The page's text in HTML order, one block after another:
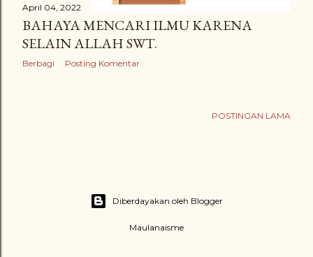
April 04, 2022
BAHAYA MENCARI ILMU KARENA
SELAIN ALLAH SWT.
Berbagi Posting Komentar
POSTINGAN LAMA
Diberdayakan oleh Blogger
Maulanaisme